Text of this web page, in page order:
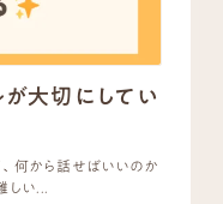
大切にしてい
何から話せばいいのか
しい...